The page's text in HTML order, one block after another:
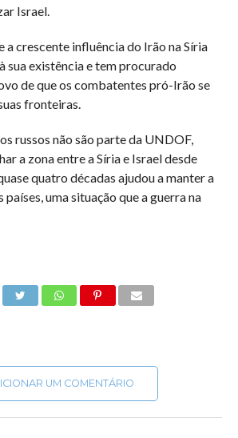
Israel.
a crescente influência do Irão na Síria
sua existência e tem procurado
de que os combatentes pró-Irão se
fronteiras.
russos não são parte da UNDOF,
a zona entre a Síria e Israel desde
quatro décadas ajudou a manter a
uma situação que a guerra na
UM COMENTÁRIO